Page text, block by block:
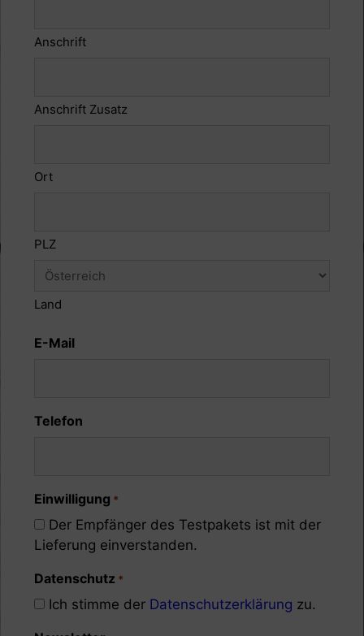
Anschrift
Anschrift Zusatz
Ort
PLZ
Land
E-Mail
Telefon
Einwilligung *
Der Empfänger des Testpakets ist mit der
Lieferung einverstanden.
Datenschutz *
Ich stimme der Datenschutzerklärung zu.